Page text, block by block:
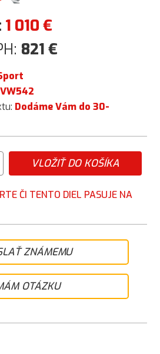
1 010€
821€
Dodáme Vám do 30-
VLOŽIŤ DO KOŠÍKA
ČI TENTO DIEL PASUJE NA
ZNÁMEMU
OTÁZKU